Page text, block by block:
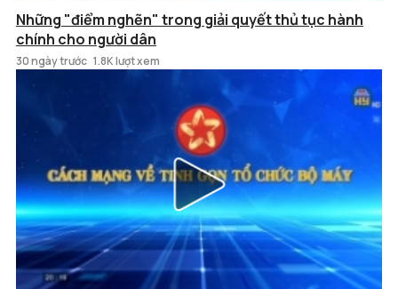
Những "điểm nghẽn" trong giải quyết thủ tục hành
chính cho người dân
30 ngày trước 1.8K lượt xem